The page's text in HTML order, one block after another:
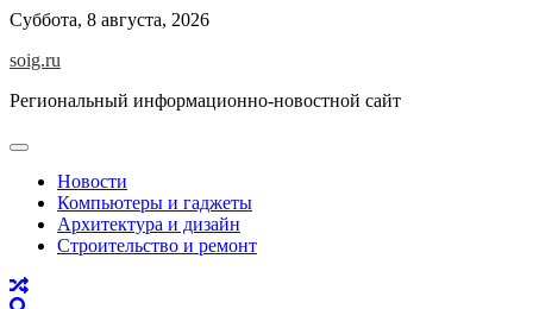
Skip
content
Суббота, 8 августа, 2026
soig.ru
Региональный информационно-новостной сайт
Новости
Компьютеры и гаджеты
Архитектура и дизайн
Строительство и ремонт